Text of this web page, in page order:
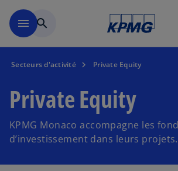
menu search
Secteurs d'activité Private Equity
Private Equity
KPMG Monaco accompagne les
d’investissement dans leurs projets.